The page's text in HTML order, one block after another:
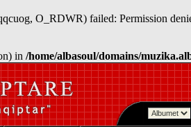
O_RDWR) failed: Permission
in /home/albasoul/domains/